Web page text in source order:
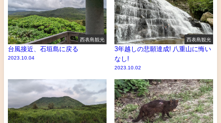
西表島観光
台風接近、石垣島に戻る
2023.10.04
西表島観光
3年越しの悲願達成! 八重山に悔い
なし!
2023.10.02